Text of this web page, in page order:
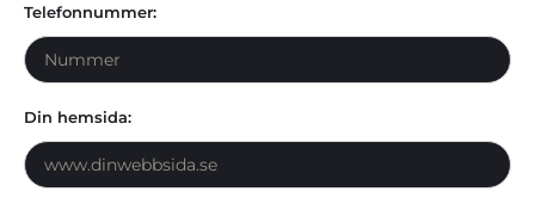
Telefonnummer:
Din hemsida: